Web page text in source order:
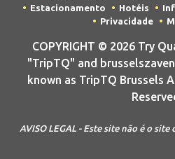
Estacionamento
Hotéis
Privacidade
COPYRIGHT © 2026 Try
"TripTQ" and
known as TripTQ Brussels
AVISO LEGAL - Este site não é o